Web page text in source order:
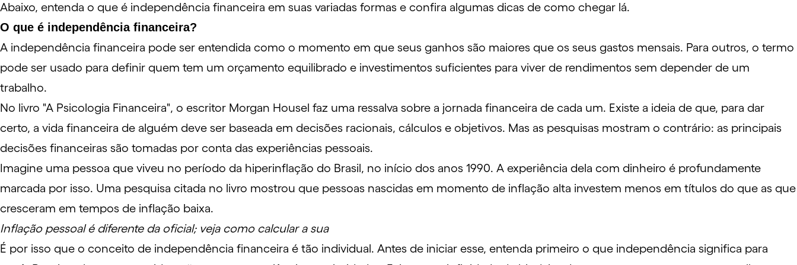
Abaixo, entenda o que é independência financeira em suas variadas formas e confira algumas dicas de como chegar lá.
O que é independência financeira?
A independência financeira pode ser entendida como o momento em que seus ganhos são maiores que os seus gastos mensais. Para outros, o termo
pode ser usado para definir quem tem um orçamento equilibrado e investimentos suficientes para viver de rendimentos sem depender de um
trabalho.
No livro "A Psicologia Financeira", o escritor Morgan Housel faz uma ressalva sobre a jornada financeira de cada um. Existe a ideia de que, para dar
certo, a vida financeira de alguém deve ser baseada em decisões racionais, cálculos e objetivos. Mas as pesquisas mostram o contrário: as principais
decisões financeiras são tomadas por conta das experiências pessoais.
Imagine uma pessoa que viveu no período da hiperinflação do Brasil, no início dos anos 1990. A experiência dela com dinheiro é profundamente
marcada por isso. Uma pesquisa citada no livro mostrou que pessoas nascidas em momento de inflação alta investem menos em títulos do que as que
cresceram em tempos de inflação baixa.
Inflação pessoal é diferente da oficial; veja como calcular a sua
É por isso que o conceito de independência financeira é tão individual. Antes de iniciar esse, entenda primeiro o que independência significa para